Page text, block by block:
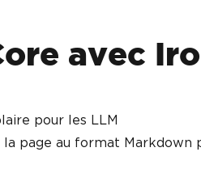
avec
pour les LLM
la page au format Markdown